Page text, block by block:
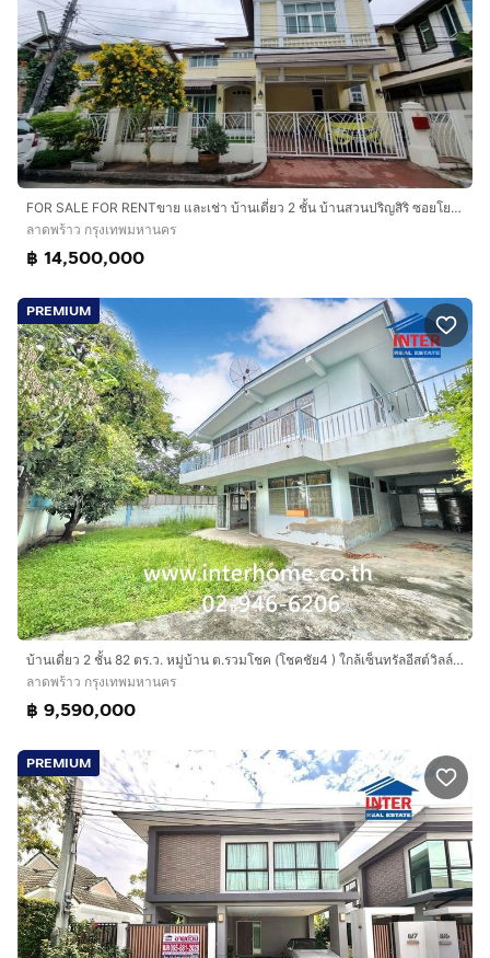
FOR SALE FOR RENTขาย และเช่า บ้านเดี่ยว 2 ชั้น บ้านสวนปริญสิริ ซอยโยธินพัฒนา 3 (Baan Suanparinsiri)
ลาดพร้าว กรุงเทพมหานคร
฿ 14,500,000
PREMIUM
บ้านเดี่ยว 2 ชั้น 82 ตร.ว. หมู่บ้าน ต.รวมโชค (โชคชัย4 ) ใกล้เซ็นทรัลอีสต์วิลล์ ซอยโชคชัย4 ซอย56 แยก11 ซอยรวมโชค ถนนลาดพร้าว เขตลาดพร้าว
ลาดพร้าว กรุงเทพมหานคร
฿ 9,590,000
PREMIUM